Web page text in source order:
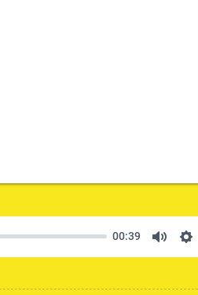
00:39